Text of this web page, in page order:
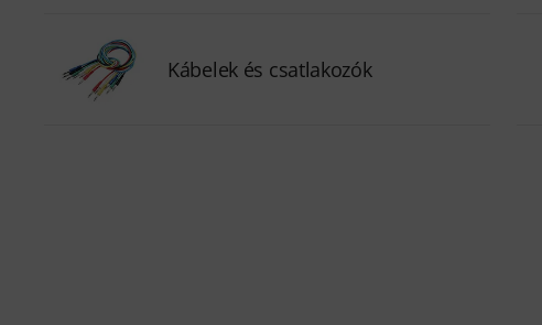
Kábelek és csatlakozók